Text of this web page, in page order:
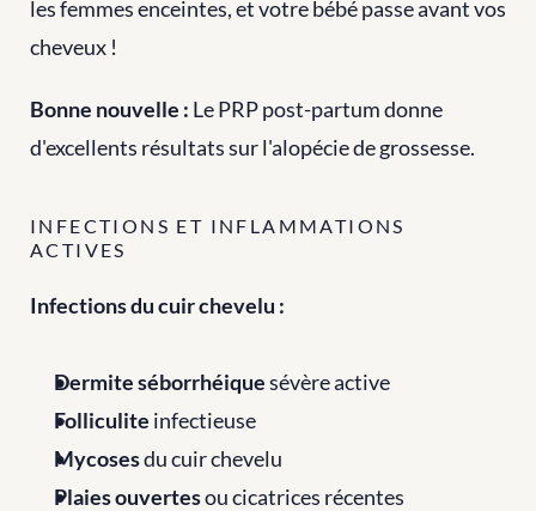
les femmes enceintes, et votre bébé passe avant vos
cheveux !
Bonne nouvelle : Le PRP post-partum donne
d'excellents résultats sur l'alopécie de grossesse.
INFECTIONS ET INFLAMMATIONS
ACTIVES
Infections du cuir chevelu :
Dermite séborrhéique sévère active
Folliculite infectieuse
Mycoses du cuir chevelu
Plaies ouvertes ou cicatrices récentes